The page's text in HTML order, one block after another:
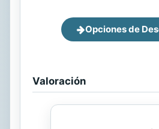
Opciones de
Valoración